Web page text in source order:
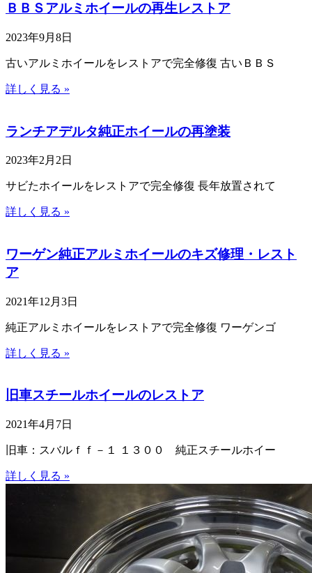
ＢＢＳアルミホイールの再生レストア
2023年9月8日
古いアルミホイールをレストアで完全修復 古いＢＢＳ
詳しく見る »
ランチアデルタ純正ホイールの再塗装
2023年2月2日
サビたホイールをレストアで完全修復 長年放置されて
詳しく見る »
ワーゲン純正アルミホイールのキズ修理・レスト
ア
2021年12月3日
純正アルミホイールをレストアで完全修復 ワーゲンゴ
詳しく見る »
旧車スチールホイールのレストア
2021年4月7日
旧車：スバルｆｆ－１ １３００ 純正スチールホイー
詳しく見る »